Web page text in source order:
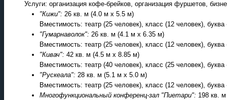
Услуги: организация кофе-брейков, организация фуршетов,
"Кижи": 26 кв. м (4.0 м x 5.5 м)
Вместимость: театр (25 человек), класс (12 человек),
"Гумарнаволок": 26 кв. м (4.1 м x 6.35 м)
Вместимость: театр (25 человек), класс (12 человек),
"Кивач": 42 кв. м (4.5 м x 8.85 м)
Вместимость: театр (40 человек), класс (25 человек),
"Рускеала": 28 кв. м (5.1 м x 5.0 м)
Вместимость: театр (25 человек), класс (12 человек),
Многофункциональный конференц-зал "Пиетари": 198 кв.